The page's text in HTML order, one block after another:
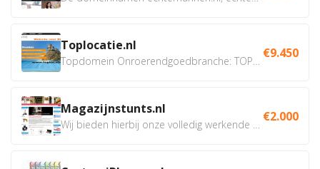
Toplocatie.nl €9.450
Magazijnstunts.nl €2.000